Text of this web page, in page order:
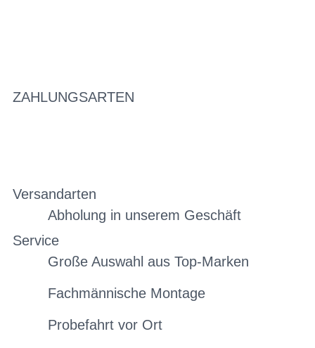
ZAHLUNGSARTEN
Versandarten
Abholung in unserem Geschäft
Service
Große Auswahl aus Top-Marken
Fachmännische Montage
Probefahrt vor Ort